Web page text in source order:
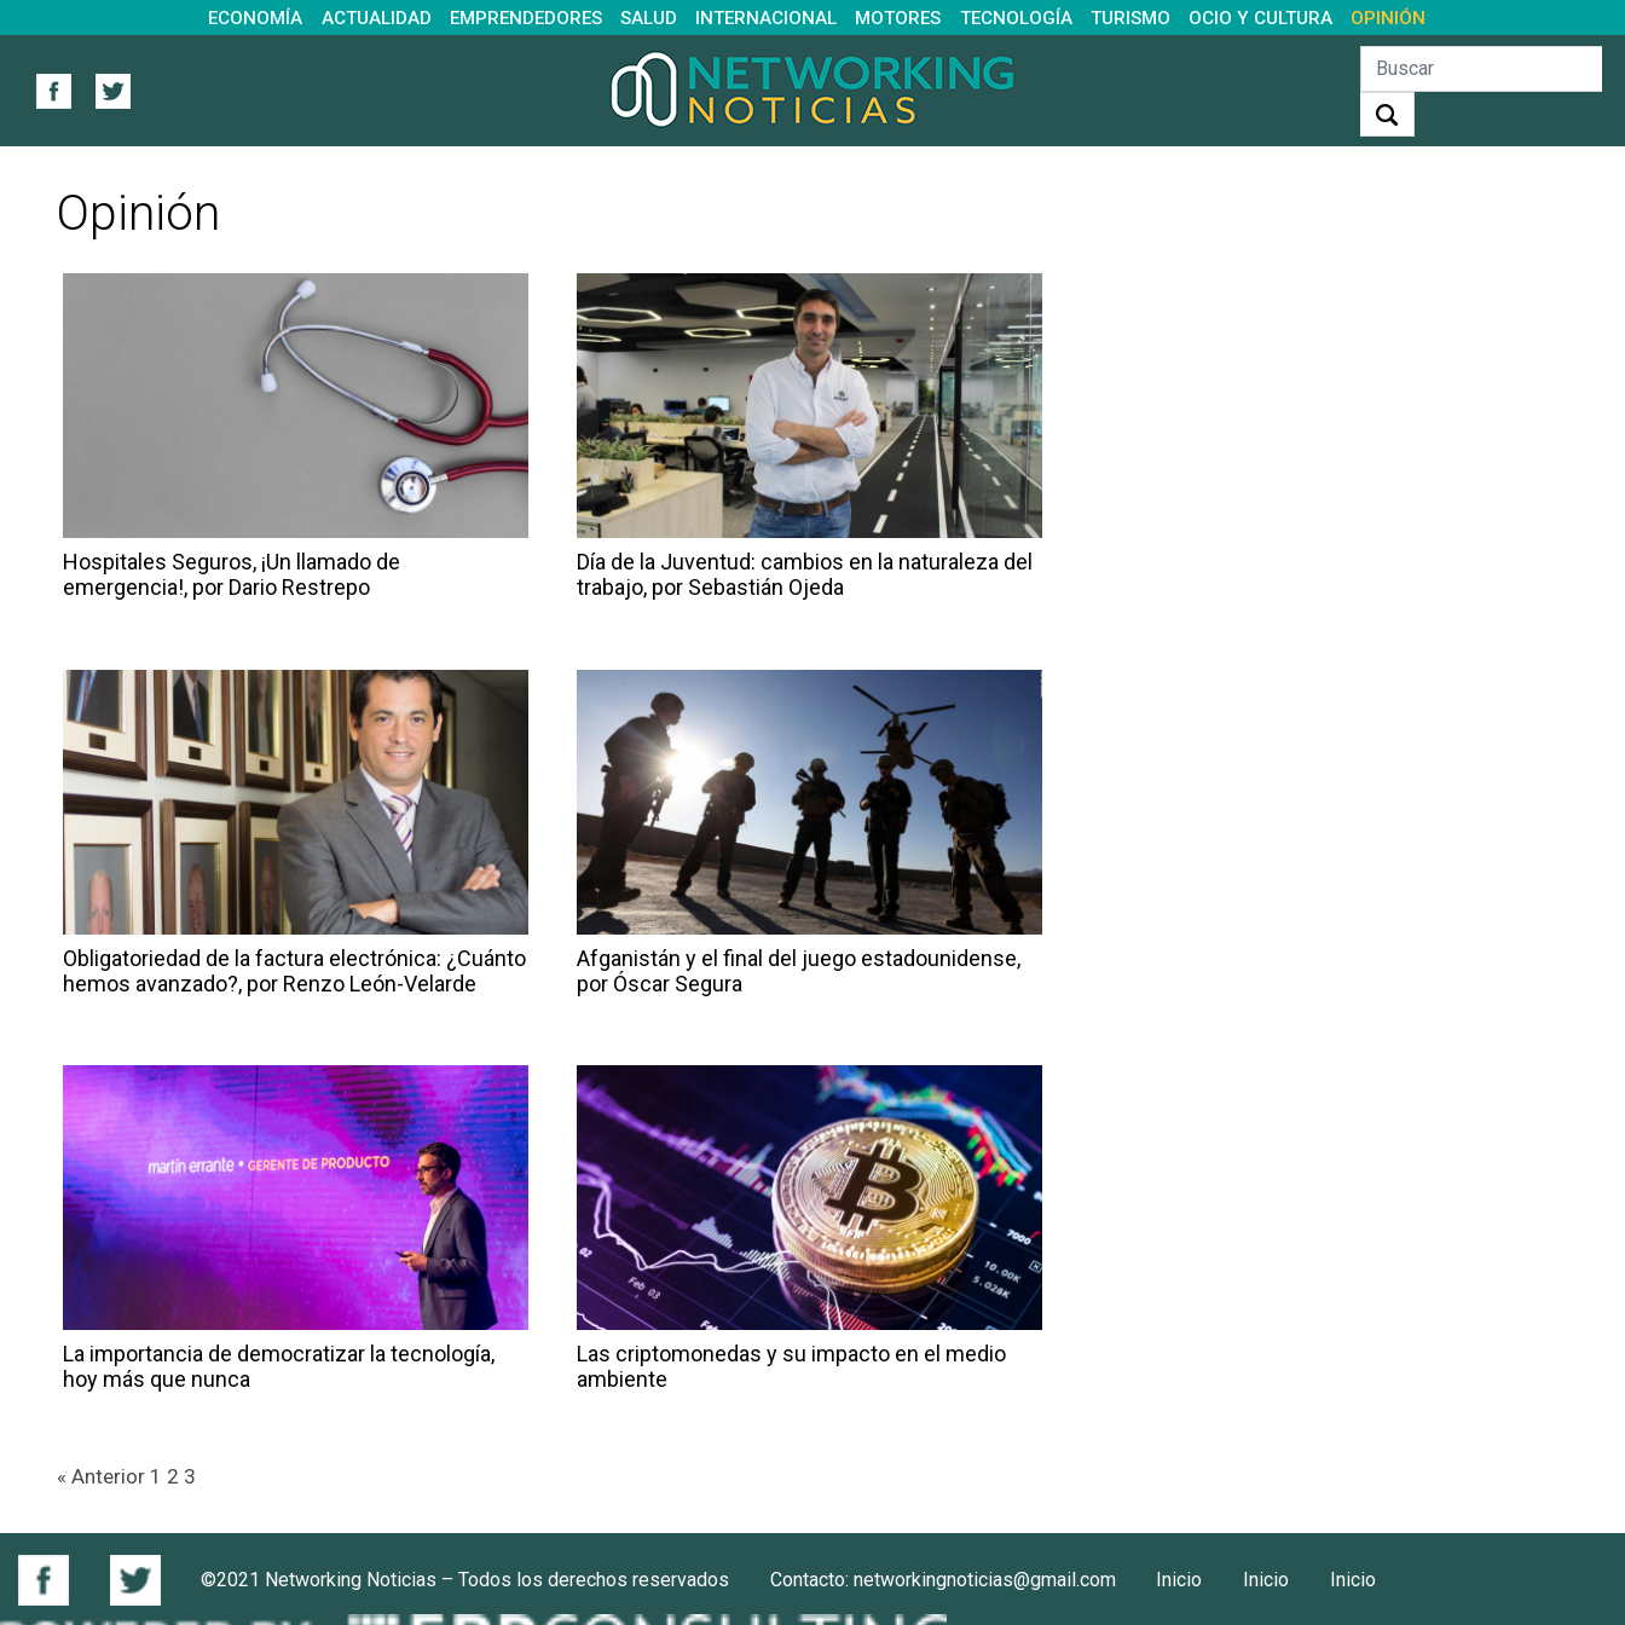
ECONOMÍA ACTUALIDAD EMPRENDEDORES SALUD INTERNACIONAL MOTORES TECNOLOGÍA TURISMO OCIO Y CULTURA OPINIÓN
Opinión
Hospitales Seguros, ¡Un llamado de
emergencia!, por Dario Restrepo
Día de la Juventud: cambios en la naturaleza del
trabajo, por Sebastián Ojeda
Obligatoriedad de la factura electrónica: ¿Cuánto
hemos avanzado?, por Renzo León-Velarde
Afganistán y el final del juego estadounidense,
por Óscar Segura
La importancia de democratizar la tecnología,
hoy más que nunca
Las criptomonedas y su impacto en el medio
ambiente
« Anterior 1 2 3
©2021 Networking Noticias – Todos los derechos reservados Contacto: networkingnoticias@gmail.com Inicio Inicio Inicio